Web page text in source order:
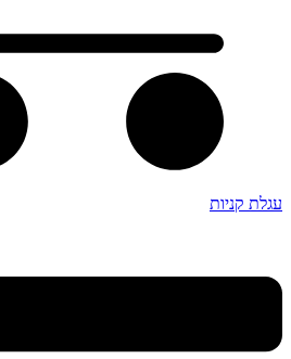
עגלת קניות